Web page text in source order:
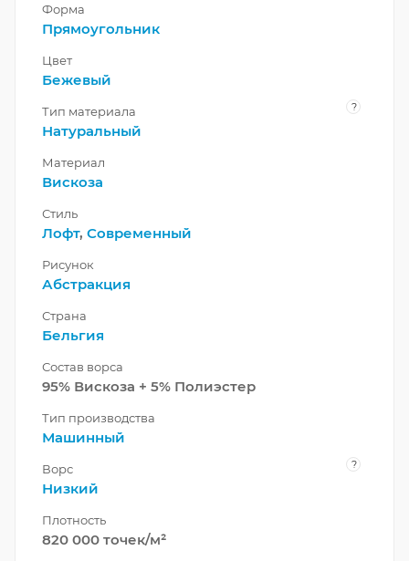
Форма
Прямоугольник
Цвет
Бежевый
Тип материала ?
Натуральный
Материал
Вискоза
Стиль
Лофт, Современный
Рисунок
Абстракция
Страна
Бельгия
Состав ворса
95% Вискоза + 5% Полиэстер
Тип производства
Машинный
Ворс ?
Низкий
Плотность
820 000 точек/м²